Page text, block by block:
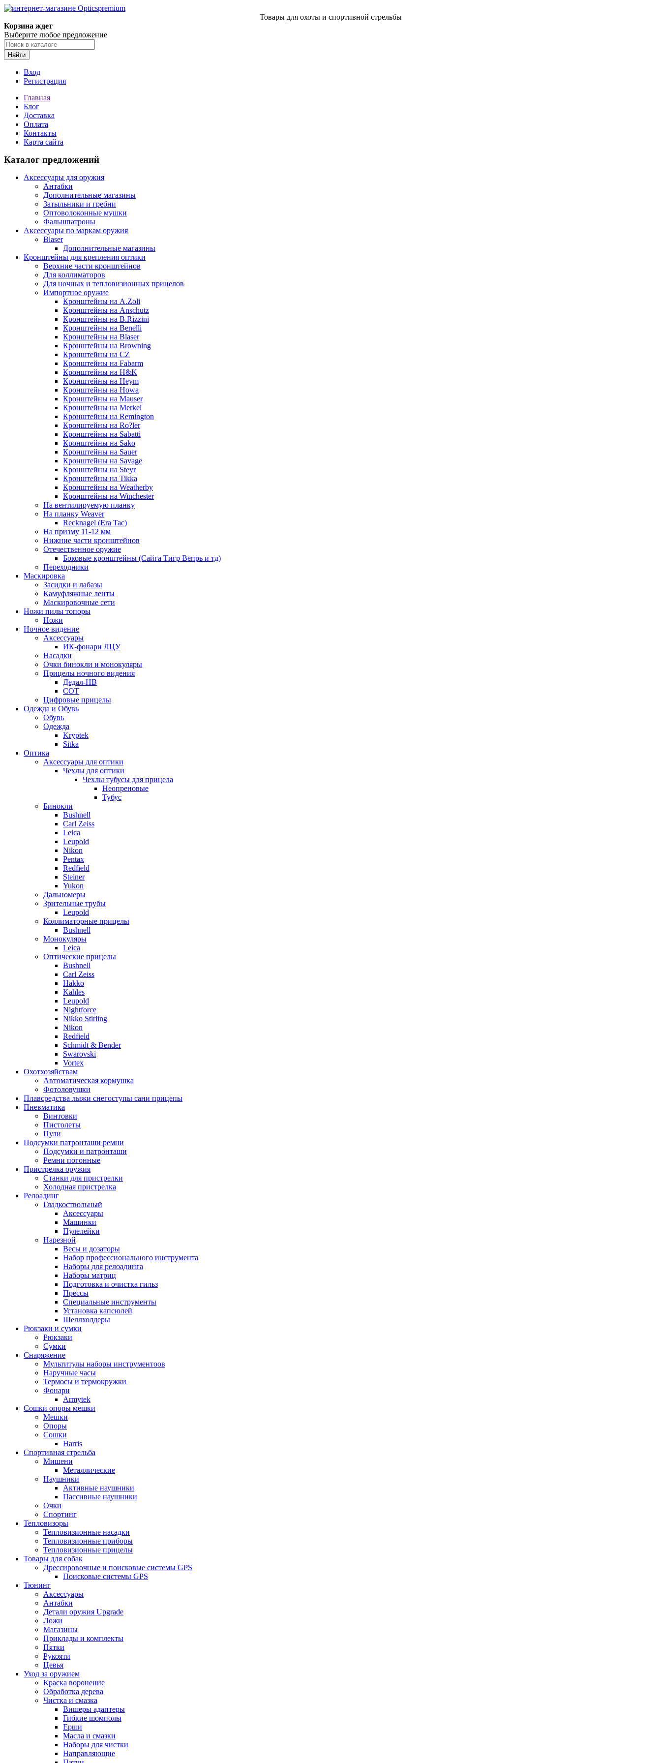
Товары для охоты и спортивной стрельбы
Корзина ждет
Выберите любое предложение
Найти
Вход
Регистрация
Главная
Блог
Доставка
Оплата
Контакты
Карта сайта
Каталог предложений
Аксессуары для оружия
Антабки
Дополнительные магазины
Затыльники и гребни
Оптоволоконные мушки
Фальшпатроны
Аксессуары по маркам оружия
Blaser
Дополнительные магазины
Кронштейны для крепления оптики
Верхние части кронштейнов
Для коллиматоров
Для ночных и тепловизионных прицелов
Импортное оружие
Кронштейны на A.Zoli
Кронштейны на Anschutz
Кронштейны на B.Rizzini
Кронштейны на Benelli
Кронштейны на Blaser
Кронштейны на Browning
Кронштейны на CZ
Кронштейны на Fabarm
Кронштейны на H&K
Кронштейны на Heym
Кронштейны на Howa
Кронштейны на Mauser
Кронштейны на Merkel
Кронштейны на Remington
Кронштейны на Ro?ler
Кронштейны на Sabatti
Кронштейны на Sako
Кронштейны на Sauer
Кронштейны на Savage
Кронштейны на Steyr
Кронштейны на Tikka
Кронштейны на Weatherby
Кронштейны на Winchester
На вентилируемую планку
На планку Weaver
Recknagel (Era Tac)
На призму 11-12 мм
Нижние части кронштейнов
Отечественное оружие
Боковые кронштейны (Сайга Тигр Вепрь и тд)
Переходники
Маскировка
Засидки и лабазы
Камуфляжные ленты
Маскировочные сети
Ножи пилы топоры
Ножи
Ночное видение
Аксессуары
ИК-фонари ЛЦУ
Насадки
Очки бинокли и монокуляры
Прицелы ночного видения
Дедал-НВ
СОТ
Цифровые прицелы
Одежда и Обувь
Обувь
Одежда
Kryptek
Sitka
Оптика
Аксессуары для оптики
Чехлы для оптики
Чехлы тубусы для прицела
Неопреновые
Тубус
Бинокли
Bushnell
Carl Zeiss
Leica
Leupold
Nikon
Pentax
Redfield
Steiner
Yukon
Дальномеры
Зрительные трубы
Leupold
Коллиматорные прицелы
Bushnell
Монокуляры
Leica
Оптические прицелы
Bushnell
Carl Zeiss
Hakko
Kahles
Leupold
Nightforce
Nikko Stirling
Nikon
Redfield
Schmidt & Bender
Swarovski
Vortex
Охотхозяйствам
Автоматическая кормушка
Фотоловушки
Плавсредства лыжи снегоступы сани прицепы
Пневматика
Винтовки
Пистолеты
Пули
Подсумки патронташи ремни
Подсумки и патронташи
Ремни погонные
Пристрелка оружия
Станки для пристрелки
Холодная пристрелка
Релоадинг
Гладкоствольный
Аксессуары
Машинки
Пулелейки
Нарезной
Весы и дозаторы
Набор профессионального инструмента
Наборы для релоадинга
Наборы матриц
Подготовка и очистка гильз
Прессы
Специальные инструменты
Установка капсюлей
Шеллхолдеры
Рюкзаки и сумки
Рюкзаки
Сумки
Снаряжение
Мультитулы наборы инструментоов
Наручные часы
Термосы и термокружки
Фонари
Armytek
Сошки опоры мешки
Мешки
Опоры
Сошки
Harris
Спортивная стрельба
Мишени
Металлические
Наушники
Активные наушники
Пассивные наушники
Очки
Спортинг
Тепловизоры
Тепловизионные насадки
Тепловизионные приборы
Тепловизионные прицелы
Товары для собак
Дрессировочные и поисковые системы GPS
Поисковые системы GPS
Тюнинг
Аксессуары
Антабки
Детали оружия Upgrade
Ложи
Магазины
Приклады и комплекты
Пятки
Рукояти
Цевья
Уход за оружием
Краска воронение
Обработка дерева
Чистка и смазка
Вишеры адаптеры
Гибкие шомполы
Ерши
Масла и смазки
Наборы для чистки
Направляющие